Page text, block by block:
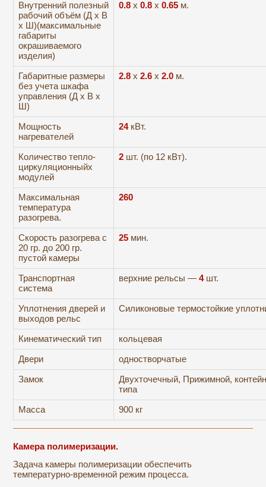
Внутренний полезный
рабочий объём (Д х В
х Ш)(максимальные
габариты
окрашиваемого
изделия)
0.8х0.8х0.65 м.
Габаритные размеры
без учета шкафа
управления (Д х В х
Ш)
2.8 х2.6х 2.0 м.
Мощность
нагревателей
24кВт.
Количество тепло-
циркуляционныйх
модулей
2 шт. (по 12 кВт).
Максимальная
температура
разогрева.
260
Скорость разогрева с
20 гр. до 200 гр.
пустой камеры
25 мин.
Транспортная
система
верхние рельсы —4шт.
Уплотнения дверей и
выходов рельс
Силиконовые термостойкие
Кинематический тип кольцевая
Двери одностворчатые
Замок
Двухточечный, Прижимной,
типа
Масса 900 кг
Камера полимеризации.
Задача камеры полимеризации обеспечить
температурно-временной режим процесса.